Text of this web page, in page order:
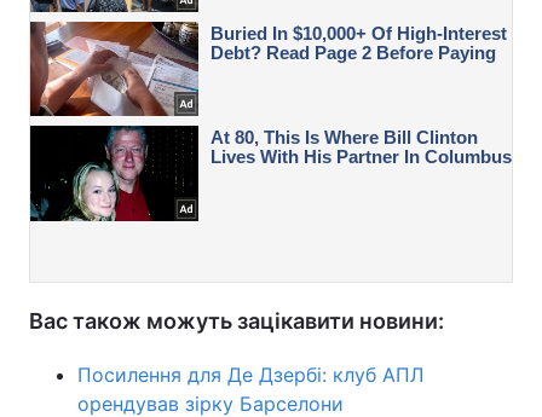
Вас також можуть зацікавити новини:
Посилення для Де Дзербі: клуб АПЛ
орендував зірку Барселони